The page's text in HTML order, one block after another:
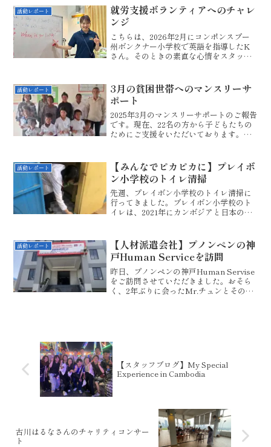
のほかにも、児童労働、児童虐待、教育
を受けさせな...
活動レポート
就労支援ボランティアへのチャレ
ンジ
こちらは、2026年2月にコンポンスプー
州ボンクナー小学校で英語を指導したK
さん。そのときの素直な心情をスタッフ
チャレンジしたい。そんな思いで、7月に
再びカンボジアに来...
活動レポート
3月の貧困世帯へのマンスリーサ
ポート
2025年3月のマンスリーサポートのご報告
です。現在、22名の方から子どもたちの
ためにご支援をいただいております。改
様からのお金は、為替手数料と国際送金
手数料で減額され...
活動レポート
【みんなでピカピカに】プレイボ
ン小学校のトイレ清掃
先週、プレイボン小学校のトイレ清掃に
行ってきました。プレイボン小学校のト
イレは、2021年にカンボジアと日本の共
も先生方と子どもたちとできれいに維持
管理されています。今...
活動レポート
【人材派遣会社】プノンペンの神
戸Human Serviceを訪問
昨日、プノンペンの神戸Human Servise
をご訪問させていただきました。おそら
く、2年ぶりに会ったMr.チュンとその奥
【スタッフブログ】My Special
Experience in Cambodia
古川はるなさんのチャリティコンサー
ト